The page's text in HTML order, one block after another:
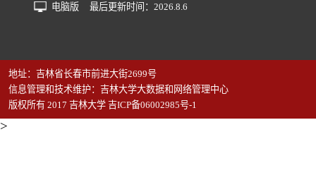
电脑版
最后更新时间： 2026 8 6
地址：吉林省长春市前进大街2699号
信息管理和技术维护：吉林大学大数据和网络管理中心
版权所有 2017 吉林大学 吉ICP备06002985号-1
>